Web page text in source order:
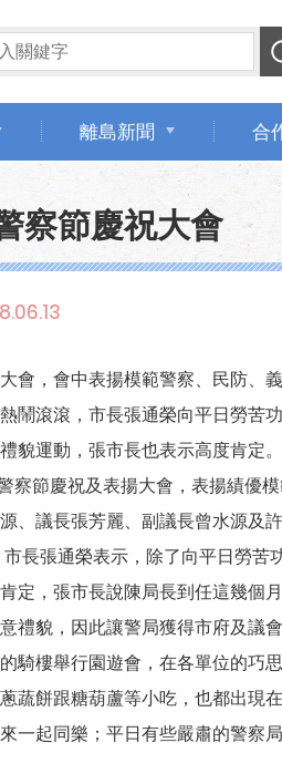
離島新聞 合
察節慶祝大會
會，會中表揚模範警察、民防、
鬧滾滾，市長張通榮向平日勞苦
貌運動，張市長也表示高度肯定
察節慶祝及表揚大會，表揚績優
、議長張芳麗、副議長曾水源及
長張通榮表示，除了向平日勞苦
定，張市長說陳局長到任這幾個
禮貌，因此讓警局獲得市府及議
騎樓舉行園遊會，在各單位的巧
蔬餅跟糖葫蘆等小吃，也都出現
一起同樂；平日有些嚴肅的警察